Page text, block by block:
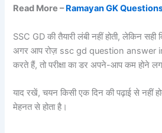
Read More –Ramayan GK
SSC GD की तैयारी लंबी नहीं होती, लेकिन सही
अगर आप रोज़ ssc gd question answer
करते हैं, तो परीक्षा का डर अपने-आप कम होने
याद रखें, चयन किसी एक दिन की पढ़ाई से नहीं
मेहनत से होता है।